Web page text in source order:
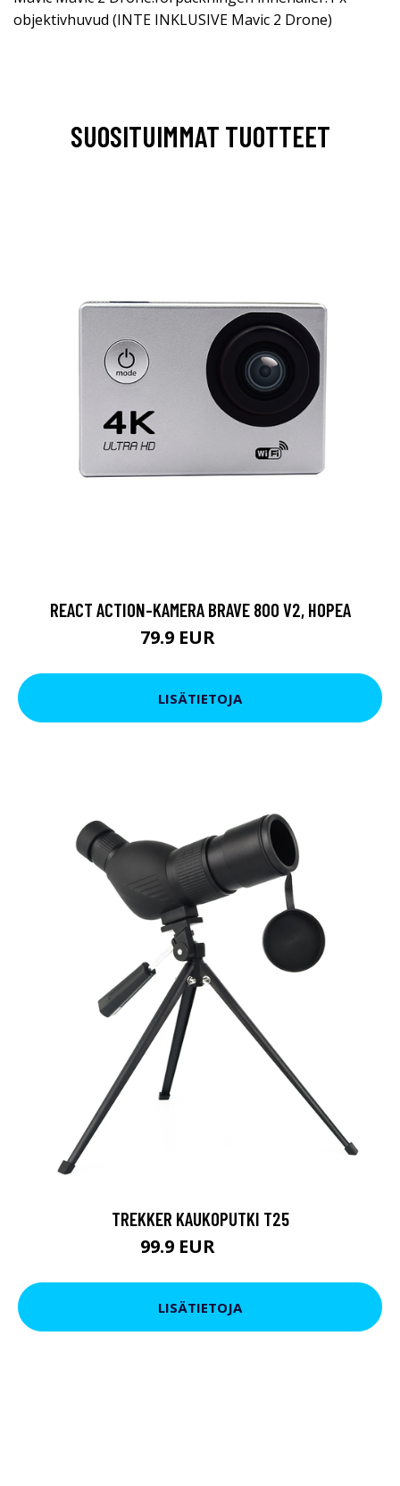
objektivhuvud (INTE INKLUSIVE Mavic 2 Drone)
SUOSITUIMMAT TUOTTEET
REACT ACTION-KAMERA BRAVE 800 V2, HOPEA
79.9 EUR
LISÄTIETOJA
TREKKER KAUKOPUTKI T25
99.9 EUR
LISÄTIETOJA